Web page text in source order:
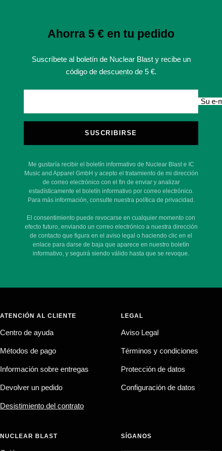
Ahorra 5 € en tu pedido
Suscríbete al boletín de Nuclear Blast y recibe un
código de descuento de 5 €.
Su e-
SUSCRIBIRSE
Me gustaría recibir el boletín informativo de Nuclear Blast e IC
Music and Apparel GmbH y acepto el tratamiento de mi dirección
de correo electrónico con el fin de enviar y analizar
estadísticamente el boletín informativo por correo electrónico.
Para más información, consulte nuestra política de privacidad.
El consentimiento puede revocarse en cualquier momento con
efecto futuro, enviando un correo electrónico a nuestra dirección
de contacto que figura en el aviso legal o haciendo clic en el
enlace para darse de baja que aparece en nuestro boletín
informativo, y seguirá siendo válido hasta que se revoque.
ATENCIÓN AL CLIENTE
Centro de ayuda
Métodos de pago
Información sobre entregas
Devolver un pedido
Desistimiento del contrato
LEGAL
Aviso Legal
Términos y condiciones
Protección de datos
Configuración de datos
NUCLEAR BLAST SÍGANOS